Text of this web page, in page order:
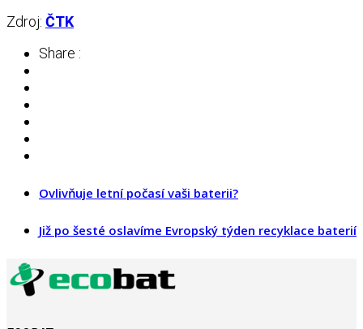
Zdroj: ČTK
Share :
Ovlivňuje letní počasí vaši baterii?
Již po šesté oslavíme Evropský týden recyklace baterií